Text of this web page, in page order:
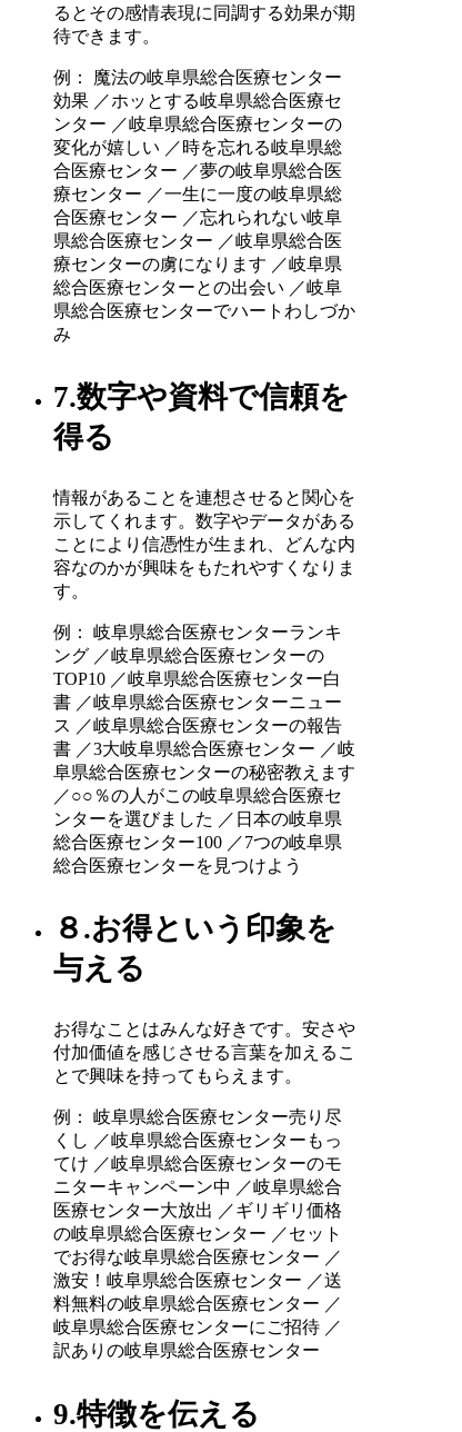
るとその感情表現に同調する効果が期
待できます。
例： 魔法の岐阜県総合医療センター
効果 ／ホッとする岐阜県総合医療セ
ンター ／岐阜県総合医療センターの
変化が嬉しい ／時を忘れる岐阜県総
合医療センター ／夢の岐阜県総合医
療センター ／一生に一度の岐阜県総
合医療センター ／忘れられない岐阜
県総合医療センター ／岐阜県総合医
療センターの虜になります ／岐阜県
総合医療センターとの出会い ／岐阜
県総合医療センターでハートわしづか
み
7.数字や資料で信頼を
得る
情報があることを連想させると関心を
示してくれます。数字やデータがある
ことにより信憑性が生まれ、どんな内
容なのかが興味をもたれやすくなりま
す。
例： 岐阜県総合医療センターランキ
ング ／岐阜県総合医療センターの
TOP10 ／岐阜県総合医療センター白
書 ／岐阜県総合医療センターニュー
ス ／岐阜県総合医療センターの報告
書 ／3大岐阜県総合医療センター ／岐
阜県総合医療センターの秘密教えます
／○○％の人がこの岐阜県総合医療セ
ンターを選びました ／日本の岐阜県
総合医療センター100 ／7つの岐阜県
総合医療センターを見つけよう
８.お得という印象を
与える
お得なことはみんな好きです。安さや
付加価値を感じさせる言葉を加えるこ
とで興味を持ってもらえます。
例： 岐阜県総合医療センター売り尽
くし ／岐阜県総合医療センターもっ
てけ ／岐阜県総合医療センターのモ
ニターキャンペーン中 ／岐阜県総合
医療センター大放出 ／ギリギリ価格
の岐阜県総合医療センター ／セット
でお得な岐阜県総合医療センター ／
激安！岐阜県総合医療センター ／送
料無料の岐阜県総合医療センター ／
岐阜県総合医療センターにご招待 ／
訳ありの岐阜県総合医療センター
9.特徴を伝える